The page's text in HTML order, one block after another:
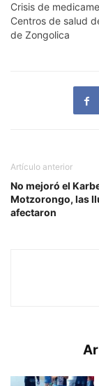
que estos
Crisis de
Centros de salud
de Zongolica
Artículo anterior
No mejoró el
Motzorongo, las
afectaron